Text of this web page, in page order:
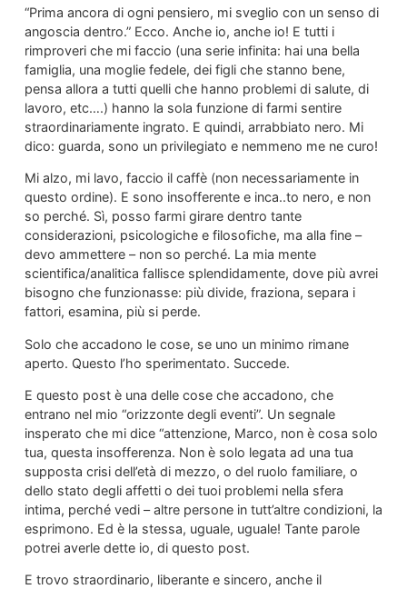
“Prima ancora di ogni pensiero, mi sveglio con un senso di
angoscia dentro.” Ecco. Anche io, anche io! E tutti i
rimproveri che mi faccio (una serie infinita: hai una bella
famiglia, una moglie fedele, dei figli che stanno bene,
pensa allora a tutti quelli che hanno problemi di salute, di
lavoro, etc….) hanno la sola funzione di farmi sentire
straordinariamente ingrato. E quindi, arrabbiato nero. Mi
dico: guarda, sono un privilegiato e nemmeno me ne curo!
Mi alzo, mi lavo, faccio il caffè (non necessariamente in
questo ordine). E sono insofferente e inca..to nero, e non
so perché. Sì, posso farmi girare dentro tante
considerazioni, psicologiche e filosofiche, ma alla fine –
devo ammettere – non so perché. La mia mente
scientifica/analitica fallisce splendidamente, dove più avrei
bisogno che funzionasse: più divide, fraziona, separa i
fattori, esamina, più si perde.
Solo che accadono le cose, se uno un minimo rimane
aperto. Questo l’ho sperimentato. Succede.
E questo post è una delle cose che accadono, che
entrano nel mio “orizzonte degli eventi”. Un segnale
insperato che mi dice “attenzione, Marco, non è cosa solo
tua, questa insofferenza. Non è solo legata ad una tua
supposta crisi dell’età di mezzo, o del ruolo familiare, o
dello stato degli affetti o dei tuoi problemi nella sfera
intima, perché vedi – altre persone in tutt’altre condizioni, la
esprimono. Ed è la stessa, uguale, uguale! Tante parole
potrei averle dette io, di questo post.
E trovo straordinario, liberante e sincero, anche il